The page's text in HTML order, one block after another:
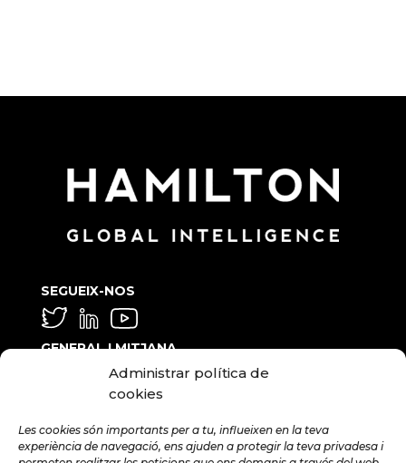
Administrar política de
cookies
Les cookies són importants per a tu, influeixen en la teva
experiència de navegació, ens ajuden a protegir la teva privadesa i
SEGUEIX-NOS
GENERAL I MITJANA
info@hamilton.global
talent@hamilton.global